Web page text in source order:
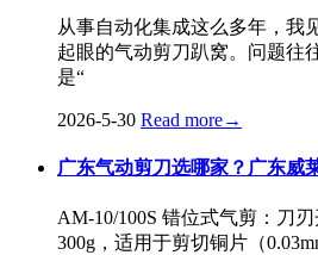
从事自动化集成这么多年，我
起眼的气动剪刀趴窝。问题往
是“
2026-5-30 Read more→
广东气动剪刀选哪家？广东威
AM-10/100S 错位式气剪：刀
300g，适用于剪切铜片（